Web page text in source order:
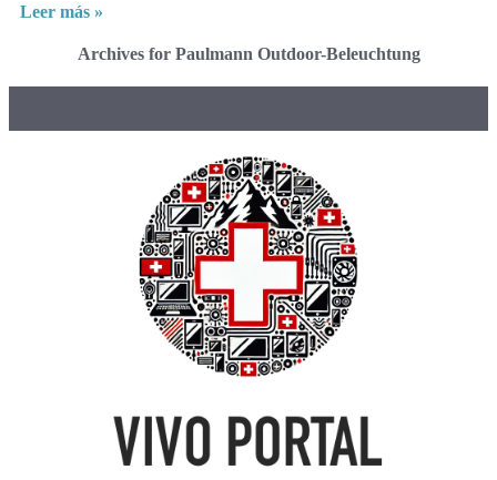
Leer más »
Archives for Paulmann Outdoor-Beleuchtung